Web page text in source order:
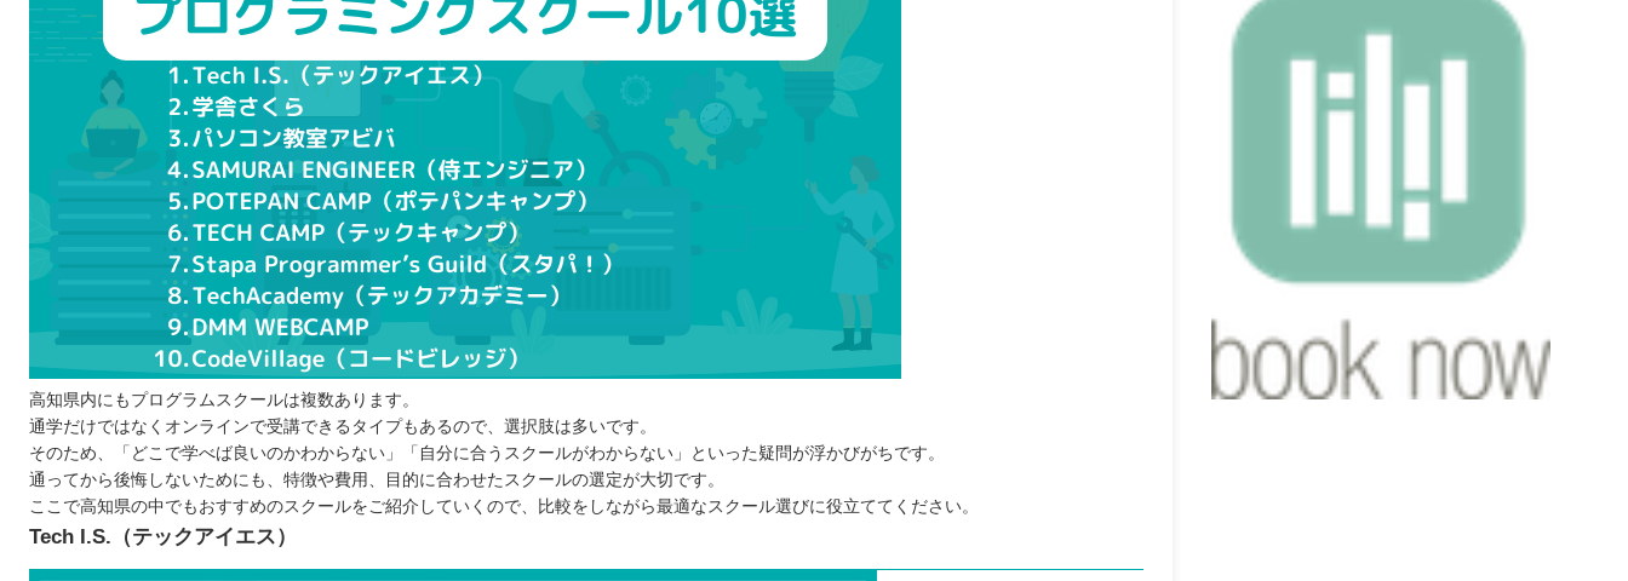
学びたい言語に対応している
自分に合った受講スタイル
転職や就職のサポート体制が整っている
費用や規約に問題がない
プログラムスクールで学習するメリット
プログラミングを効率良く学べる環境が手に入る
独学では理解しにくい部分を質問できる
転職や就職時に役立つポートフォリオの制作も可能
エンジニアに必要なスキルを習得できる
プログラムスクールで学ぶ際の注意点
スクールに通う目的を明確化させる
知識を習得するためにも続けられるか検討する
無料体験や体験レッスンを通じて環境を確認する
高知で自分に合ったプログラムスクールを選ぼう！
自分の住んでるエリアでプログラミングスクールを探したい⭐️
北海道 / 東北
関東
高知県内にもプログラムスクールは複数あります。
通学だけではなくオンラインで受講できるタイプもあるので、選択肢は多いです。
そのため、「どこで学べば良いのかわからない」「自分に合うスクールがわからない」といった疑問が浮かびがちです。
通ってから後悔しないためにも、特徴や費用、目的に合わせたスクールの選定が大切です。
ここで高知県の中でもおすすめのスクールをご紹介していくので、比較をしながら最適なスクール選びに役立ててください。
Tech I.S.（テックアイエス）